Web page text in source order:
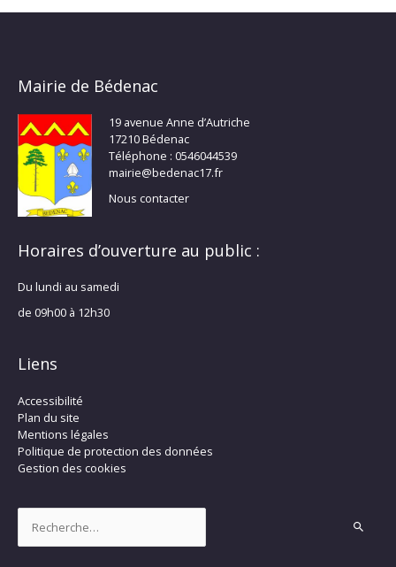
Mairie de Bédenac
19 avenue Anne d’Autriche
17210 Bédenac
Téléphone : 0546044539
mairie@bedenac17.fr
Nous contacter
Horaires d’ouverture au public :
Du lundi au samedi
de 09h00 à 12h30
Liens
Accessibilité
Plan du site
Mentions légales
Politique de protection des données
Gestion des cookies